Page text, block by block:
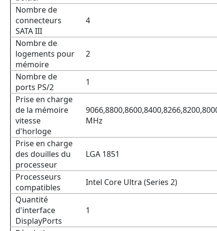
Nombre de
connecteurs
SATA III
4
Nombre de
logements pour
mémoire
2
Nombre de
ports PS/2
1
Prise en charge
de la mémoire
vitesse
d'horloge
MHz
Prise en charge
des douilles du
processeur
LGA 1851
Processeurs
compatibles
Intel Core Ultra (Series 2)
Quantité
d'interface
DisplayPorts
1